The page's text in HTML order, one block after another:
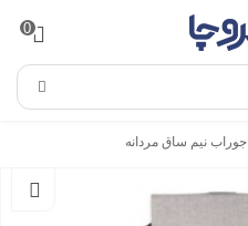
0
جوراب نیم ساق مردانه